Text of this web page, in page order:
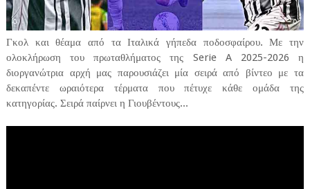
Γκολ και θέαμα από τα Ιταλικά γήπεδα ποδοσφαίρου. Με την
ολοκλήρωση του πρωταθλήματος της Serie A 2025-2026 η
διοργανώτρια αρχή μας παρουσιάζει μία σειρά από βίντεο με τα
δεκαπέντε ωραιότερα τέρματα που πέτυχε κάθε ομάδα της
κατηγορίας. Σειρά παίρνει η Γιουβέντους...